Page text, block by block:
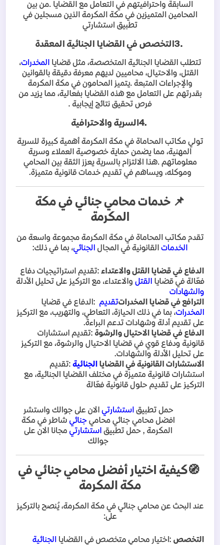
السابقة واحترافيتهم في التعامل مع القضايا .من بين
المحامين المتميزين في مكة المكرمة الذين مسجلين في
تطبيق استشارتي
3. التخصص في القضايا الجنائية المعقدة
تتطلب القضايا الجنائية المتخصصة، مثل قضاياالمخدرات،
القتل، والاحتيال، محاميين لديهم معرفة دقيقة بالقوانين
والإجراءات المتبعة .يتميز المحامون في مكة المكرمة
بقدرتهم على التعامل مع هذه القضايا بفعالية، مما يزيد من
فرص تحقيق نتائج إيجابية .
4. السرية والاحترافية
تولي مكاتب المحاماة في مكة المكرمة أهمية كبيرة للسرية
المهنية، مما يضمن حماية خصوصية العملاء وسرية
معلوماتهم .هذا الالتزام بالسرية يعزز الثقة بين المحامي
وموكله، ويساهم في تقديم خدمات قانونية متميزة.
📌 خدمات محامي جنائي في مكة
المكرمة
تقدم مكاتب المحاماة في مكة المكرمة مجموعة واسعة من
الخدمات القانونية في المجال الجنائي، بما في ذلك:
الدفاع في قضايا القتل والاعتداء :تقديم استراتيجيات دفاع
فعّالة في قضايا القتل والاعتداء، مع التركيز على تحليل الأدلة
والشهادات
الترافع في قضايا المخدرات
: تقديم
الدفاع في قضايا
المخدرات، بما في ذلك الحيازة، التعاطي، والتهريب، مع التركيز
على تقديم أدلة وشهادات تدعم البراءة.
الدفاع في قضايا الاحتيال والرشوة :تقديم استشارات
قانونية ودفاع قوي في قضايا الاحتيال والرشوة، مع التركيز
على تحليل الأدلة والشهادات.
الاستشارات القانونية في القضايا الجنائية :تقديم
استشارات قانونية متميزة في مختلف القضايا الجنائية، مع
التركيز على تقديم حلول قانونية فعّالة
حمل تطبيقاستشارتي الان على جوالك واستشر
افضل محامي جنائي محامي جنائي شاطر في مكة
المكرمة , حمل تطبيق استشارتي مجانا الان على
جوالك
🧭كيفية اختيار أفضل محامي جنائي في
مكة المكرمة
عند البحث عن محامي جنائي في مكة المكرمة، يُنصح بالتركيز
على:
التخصص :اختيار محامي متخصص في القضايا الجنائية